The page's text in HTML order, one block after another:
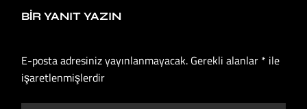
BIR YANIT YAZIN
E-posta adresiniz yayınlanmayacak. Gerekli alanlar * ile
işaretlenmişlerdir